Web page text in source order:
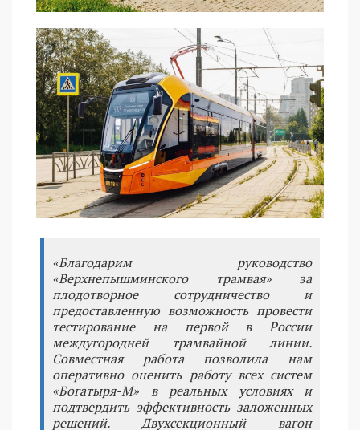
«Благодарим руководство
«Верхнепышминского трамвая» за
плодотворное сотрудничество и
предоставленную возможность провести
тестирование на первой в России
междугородней трамвайной линии.
Совместная работа позволила нам
оперативно оценить работу всех систем
«Богатыря-М» в реальных условиях и
подтвердить эффективность заложенных
решений. Двухсекционный вагон